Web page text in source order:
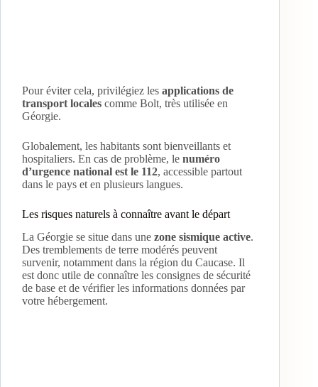
Pour éviter cela, privilégiez les applications de
transport locales comme Bolt, très utilisée en
Géorgie.
Globalement, les habitants sont bienveillants et
hospitaliers. En cas de problème, le numéro
d’urgence national est le 112, accessible partout
dans le pays et en plusieurs langues.
Les risques naturels à connaître avant le départ
La Géorgie se situe dans une zone sismique active.
Des tremblements de terre modérés peuvent
survenir, notamment dans la région du Caucase. Il
est donc utile de connaître les consignes de sécurité
de base et de vérifier les informations données par
votre hébergement.